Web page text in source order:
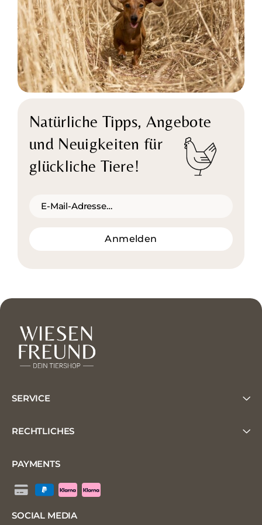
Natürliche Tipps, Angebote
und Neuigkeiten für
glückliche Tiere!
Anmelden
SERVICE
RECHTLICHES
PAYMENTS
SOCIAL MEDIA